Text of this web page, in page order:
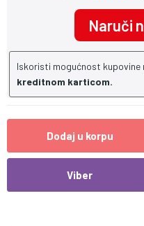
Naruči
Iskoristi mogućnost kupovine
kreditnom karticom.
Dodaj u korpu
Viber